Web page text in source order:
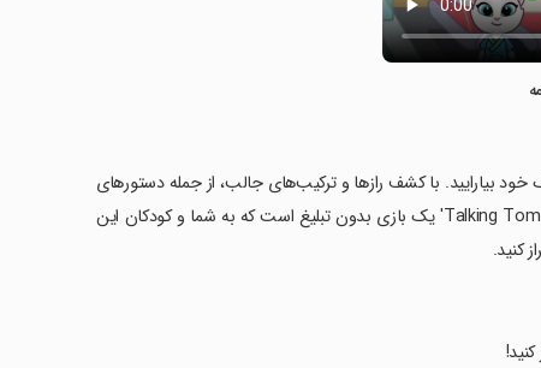
بیارایید. با کشف رازها و ترکیب‌های جالب، از جمله دستورهای
جدید آشپزی و آزمایش‌های علمی هیجان‌انگیز، دنیا را بگردید. 'Talking Tom & Friends: World' یک بازی بدون تبلیغ است که به شما و کودکان این
کنید.